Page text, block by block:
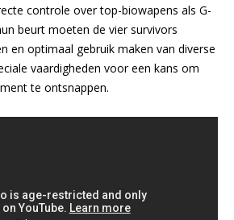
controle over top-biowapens als G-
beurt moeten de vier survivors
en optimaal gebruik maken van diverse
vaardigheden voor een kans om
te ontsnappen.